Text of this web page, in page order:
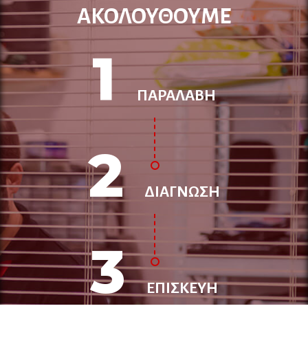
ΑΚΟΛΟΥΘΟΥΜΕ
1 ΠΑΡΑΛΑΒΗ
2 ΔΙΑΓΝΩΣΗ
3 ΕΠΙΣΚΕΥΗ